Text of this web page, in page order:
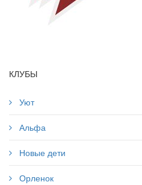
КЛУБЫ
Уют
Альфа
Новые дети
Орленок